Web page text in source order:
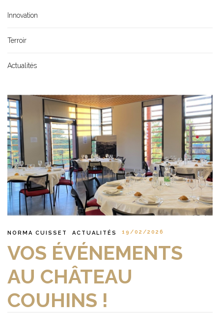
Innovation
Terroir
Actualités
NORMA CUISSET ACTUALITÉS 19/02/2026
VOS ÉVÉNEMENTS
AU CHÂTEAU
COUHINS !